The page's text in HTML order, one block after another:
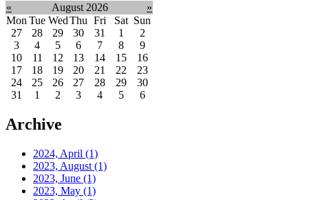
« August 2026
»
Mon Tue WedThu Fri Sat Sun
27
28 29 30 31 1
2
3
4 5 6 7 8
9
10
11 12 13 14 15
16
17
18 19 20 21 22
23
24
25 26 27 28 29
30
31
1 2 3 4 5 6
Archive
2024, April (1)
2023, August (1)
2023, June (1)
2023, May (1)